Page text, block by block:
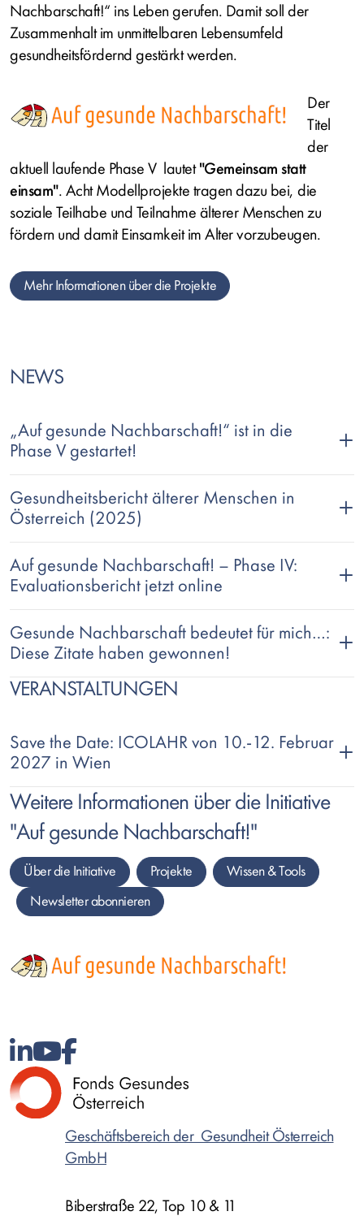
Nachbarschaft!“ ins Leben gerufen. Damit soll der
Zusammenhalt im unmittelbaren Lebensumfeld
gesundheitsfördernd gestärkt werden.
Bild
Der
Titel
der
aktuell laufende Phase V lautet"Gemeinsam statt
einsam". Acht Modellprojekte tragen dazu bei, die
soziale Teilhabe und Teilnahme älterer Menschen zu
fördern und damit Einsamkeit im Alter vorzubeugen.
Mehr Informationen über die Projekte
NEWS
„Auf gesunde Nachbarschaft!“ ist in die
Phase V gestartet!
Gesundheitsbericht älterer Menschen in
Österreich (2025)
Auf gesunde Nachbarschaft! – Phase IV:
Evaluationsbericht jetzt online
Gesunde Nachbarschaft bedeutet für mich…:
Diese Zitate haben gewonnen!
VERANSTALTUNGEN
Save the Date: ICOLAHR von 10.-12. Februar
2027 in Wien
Text
Weitere Informationen über die Initiative
"Auf gesunde Nachbarschaft!"
Über die Initiative Projekte Wissen &Tools
Newsletter abonnieren
Bild
Geschäftsbereich der Gesundheit Österreich
GmbH
Biberstraße 22, Top 10 & 11